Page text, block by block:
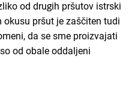
od drugih pršutov istrski
okusu pršut je zaščiten tudi
da se sme proizvajati
od obale oddaljeni